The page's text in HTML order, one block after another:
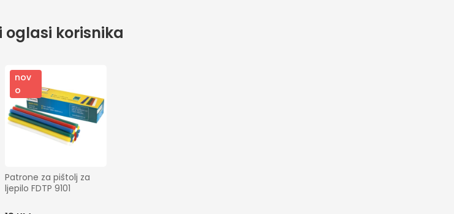
oglasi korisnika
nov
o
Patrone za pištolj za
ljepilo FDTP 9101